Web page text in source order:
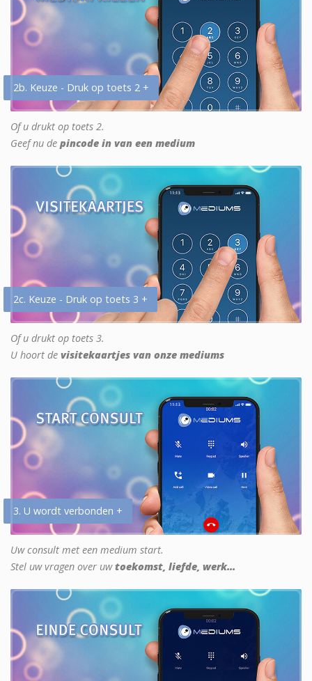
2b. Keuze - Druk op toets 2 +
Of u drukt op toets 2.
Geef nu de pincode in van een medium
2c. Keuze - Druk op toets 3 +
Of u drukt op toets 3.
U hoort de visitekaartjes van onze mediums
3. U wordt verbonden +
Uw consult met een medium start.
Stel uw vragen over uwtoekomst, liefde, werk...